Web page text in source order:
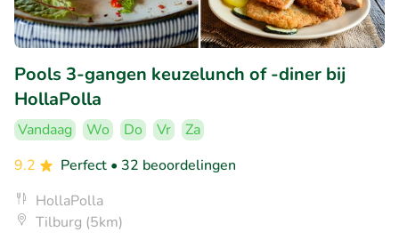
Pools 3-gangen keuzelunch of -diner bij
HollaPolla
Vandaag Wo Do Vr
Za
9.2
Perfect • 32 beoordelingen
HollaPolla
Tilburg (5km)